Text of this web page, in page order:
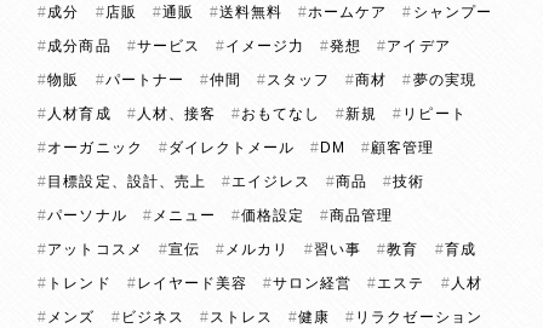
成分
店販 通販 送料無料 ホームケア
シャンプー
成分商品
サービス イメージ力 発想
アイデア
物販
パートナー 仲間 スタッフ 商材
夢の実現
人材育成
人材、接客 おもてなし 新規
リピート
オーガニック
ダイレクトメール DM
顧客管理
目標設定、設計、売上
エイジレス 商品
技術
パーソナル
メニュー 価格設定
商品管理
アットコスメ
宣伝 メルカリ 習い事 教育
育成
トレンド
レイヤード美容 サロン経営 エステ
人材
メンズ
ビジネス ストレス 健康
リラクゼーション